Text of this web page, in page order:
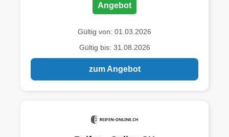
Angebot
Gültig von: 01.03.2026
Gültig bis: 31.08.2026
zum Angebot